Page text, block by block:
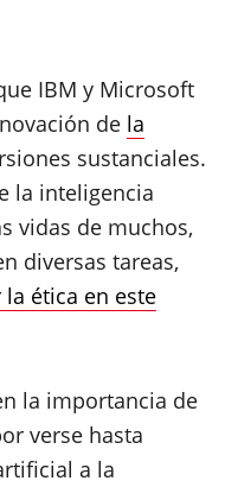
IBM y Microsoft
de la
sustanciales.
la inteligencia
vidas de muchos,
diversas tareas,
ética en este
la importancia de
verse hasta
a la